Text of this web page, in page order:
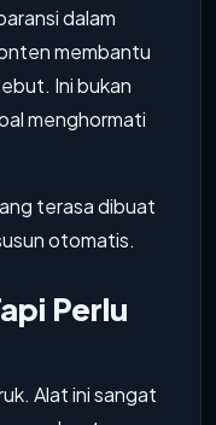
dalam
membantu
Ini bukan
menghormati
terasa dibuat
otomatis.
Perlu
Alat ini sangat